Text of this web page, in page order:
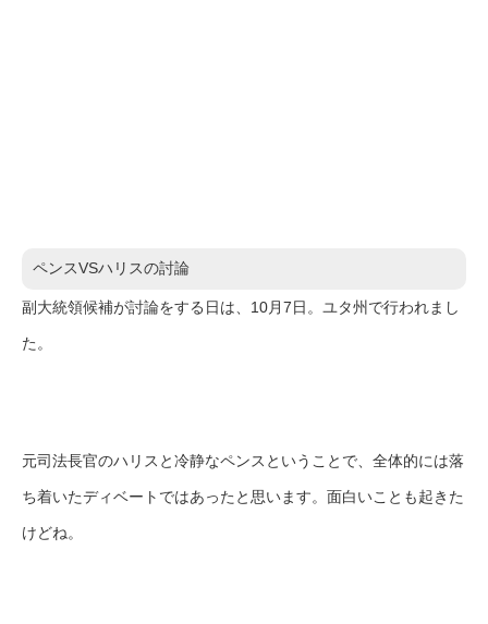
ペンスVSハリスの討論
副大統領候補が討論をする日は、10月7日。ユタ州で行われまし
た。
元司法長官のハリスと冷静なペンスということで、全体的には落
ち着いたディベートではあったと思います。面白いことも起きた
けどね。